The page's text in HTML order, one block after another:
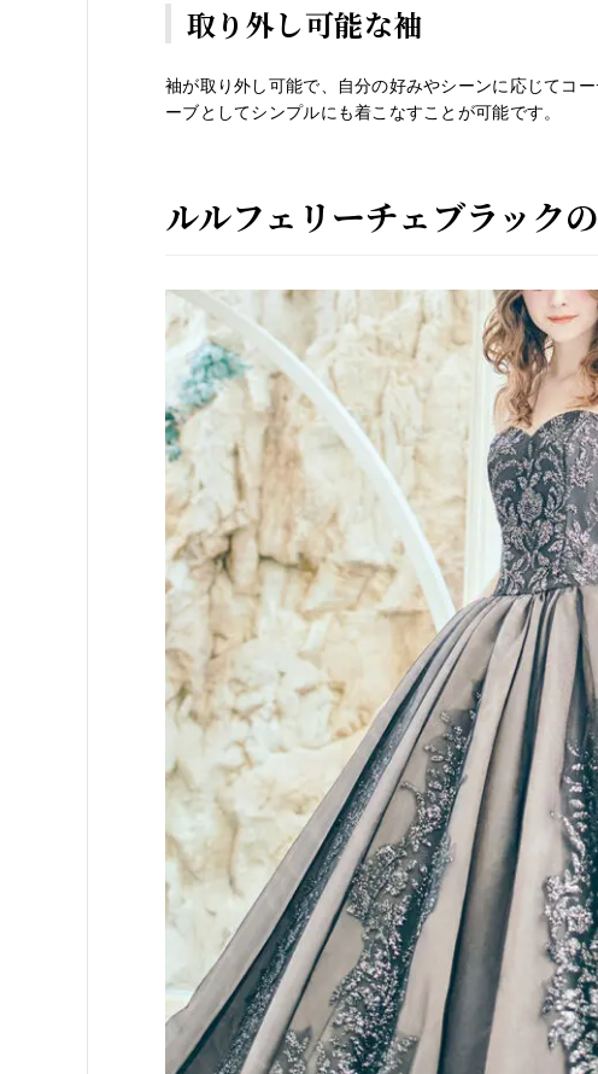
取り外し可能な袖
袖が取り外し可能で、自分の好みやシーンに応じてコ
ーブとしてシンプルにも着こなすことが可能です。
ルルフェリーチェブラック